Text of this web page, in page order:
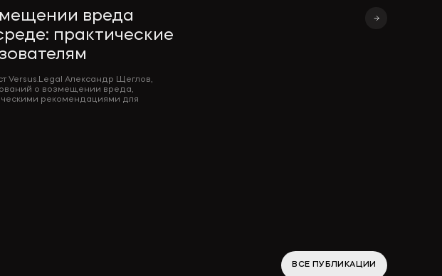
вреда
практические
Versus.Legal Александр Щеглов,
о возмещении вреда,
рекомендациями для
ВСЕ ПУБЛИКАЦИИ